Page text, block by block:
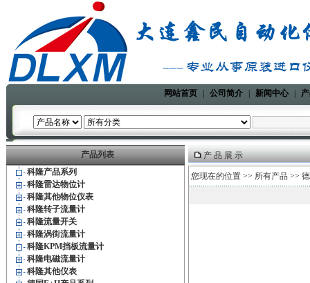
网站首页 公司简介 新闻中心
产品列表
科隆产品系列
科隆雷达物位计
科隆其他物位仪表
科隆转子流量计
科隆流量开关
科隆涡街流量计
科隆KPM挡板流量计
科隆电磁流量计
科隆其他仪表
产 品 展 示
您现在的位置 >> 所有产品 >>